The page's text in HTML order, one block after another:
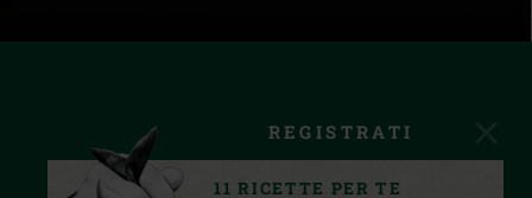
REGISTRATI
11 RICETTE PER TE